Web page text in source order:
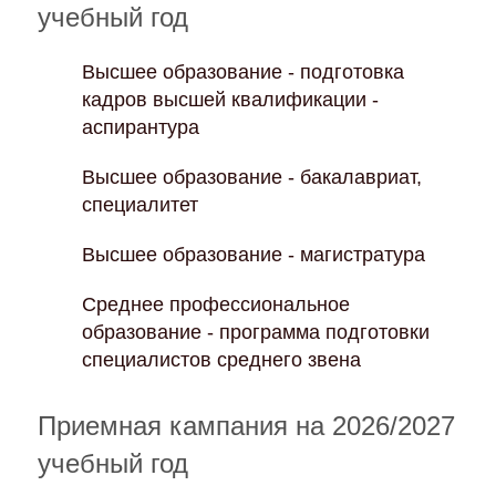
учебный год
Высшее образование - подготовка
кадров высшей квалификации -
аспирантура
Высшее образование - бакалавриат,
специалитет
Высшее образование - магистратура
Среднее профессиональное
образование - программа подготовки
специалистов среднего звена
Приемная кампания на 2026/2027
учебный год